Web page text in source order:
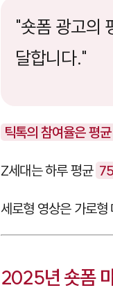
"숏폼 광고의
달합니다."
틱톡의 참여율은 평
Z세대는 하루 평균
세로형 영상은 가로형
2025년 숏폼